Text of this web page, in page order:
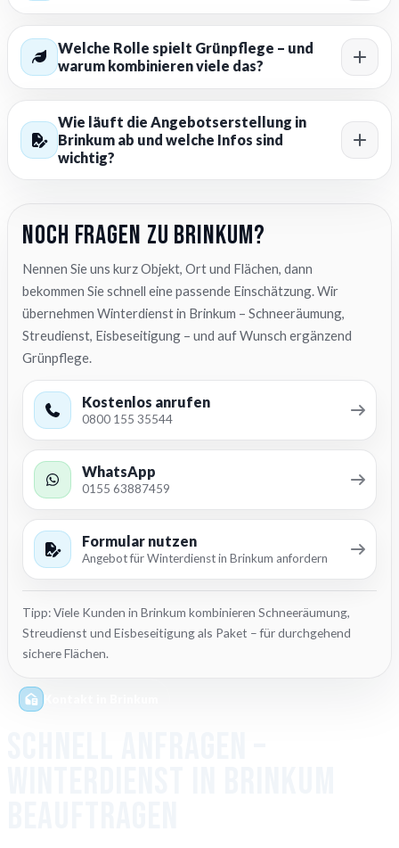
Welche Rolle spielt Grünpflege – und
warum kombinieren viele das?
Wie läuft die Angebotserstellung in
Brinkum ab und welche Infos sind
wichtig?
Noch Fragen zu Brinkum?
Nennen Sie uns kurz Objekt, Ort und Flächen, dann
bekommen Sie schnell eine passende Einschätzung. Wir
übernehmen Winterdienst in Brinkum – Schneeräumung,
Streudienst, Eisbeseitigung – und auf Wunsch ergänzend
Grünpflege.
Kostenlos anrufen
0800 155 35544
WhatsApp
0155 63887459
Formular nutzen
Angebot für Winterdienst in Brinkum anfordern
Tipp: Viele Kunden in Brinkum kombinieren Schneeräumung,
Streudienst und Eisbeseitigung als Paket – für durchgehend
sichere Flächen.